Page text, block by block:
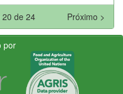
de 24 Próximo >
por